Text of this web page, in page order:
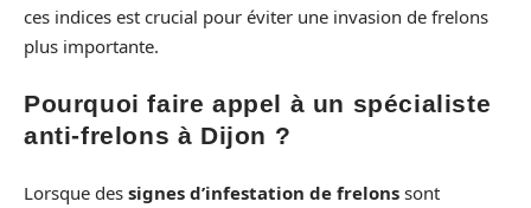
ces indices est crucial pour éviter une invasion de frelons
plus importante.
Pourquoi faire appel à un spécialiste
anti-frelons à Dijon ?
Lorsque des signes d’infestation de frelons sont